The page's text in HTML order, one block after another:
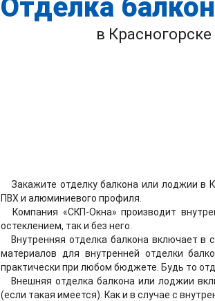
Отделка
в
Закажите отделку балкона или лоджии в
ПВХ и алюминиевого профиля.
Компания «СКП-Окна» производит
остеклением, так и без него.
Внутренняя отделка балкона включает в
материалов для внутренней отделки
практически при любом бюджете. Будь то
Внешняя отделка балкона или лоджии
(если такая имеется). Как и в случае с